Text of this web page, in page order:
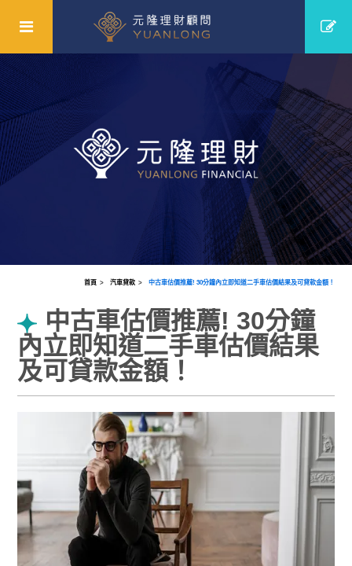
首頁 汽車貸款 中古車估價推薦! 30分鐘內立即知道二手車估價結果及可貸款金額！
中古車估價推薦! 30分鐘
內立即知道二手車估價結果
及可貸款金額！